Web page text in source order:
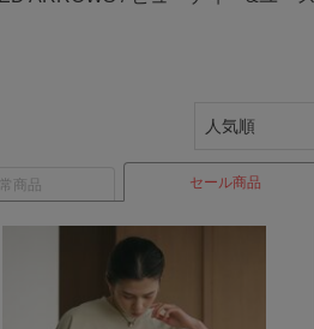
商品 セール商品